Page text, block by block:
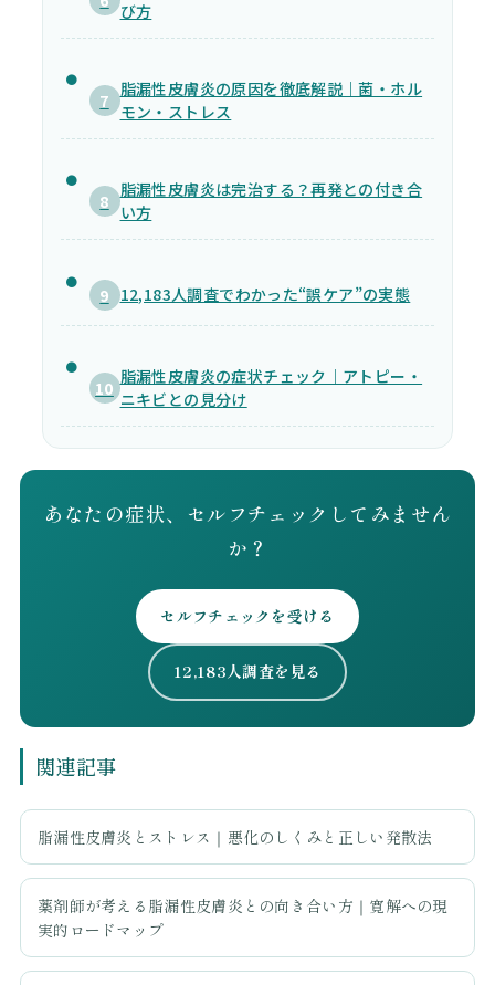
び方
7
脂漏性皮膚炎の原因を徹底解説｜菌・ホル
モン・ストレス
8
脂漏性皮膚炎は完治する？再発との付き合
い方
9 12,183人調査でわかった“誤ケア”の実態
10
脂漏性皮膚炎の症状チェック｜アトピー・
ニキビとの見分け
あなたの症状、セルフチェックしてみません
か？
セルフチェックを受ける
12,183人調査を見る
関連記事
脂漏性皮膚炎とストレス｜悪化のしくみと正しい発散法
薬剤師が考える脂漏性皮膚炎との向き合い方｜寛解への現
実的ロードマップ